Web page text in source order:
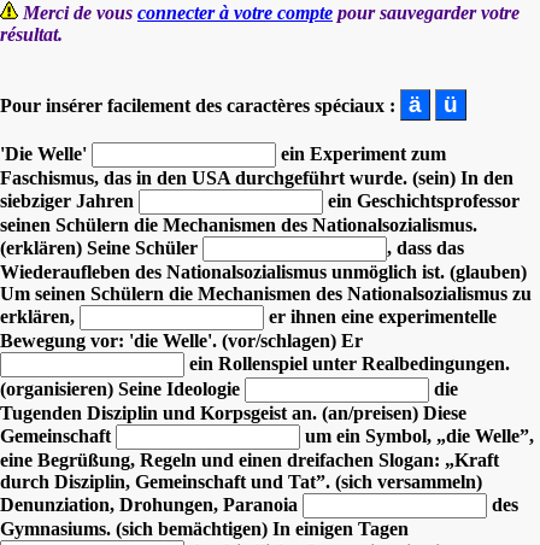
Merci de vous connecter à votre compte pour sauvegarder votre
résultat.
Pour insérer facilement des caractères spéciaux :
'Die Welle'
ein Experiment zum
Faschismus, das in den USA durchgeführt wurde. (sein) In den
siebziger Jahren
ein Geschichtsprofessor
seinen Schülern die Mechanismen des Nationalsozialismus.
(erklären) Seine Schüler
, dass das
Wiederaufleben des Nationalsozialismus unmöglich ist. (glauben)
Um seinen Schülern die Mechanismen des Nationalsozialismus zu
erklären,
er ihnen eine experimentelle
Bewegung vor: 'die Welle'. (vor/schlagen) Er
ein Rollenspiel unter Realbedingungen.
(organisieren) Seine Ideologie
die
Tugenden Disziplin und Korpsgeist an. (an/preisen) Diese
Gemeinschaft
um ein Symbol, „die Welle”,
eine Begrüßung, Regeln und einen dreifachen Slogan: „Kraft
durch Disziplin, Gemeinschaft und Tat”. (sich versammeln)
Denunziation, Drohungen, Paranoia
des
Gymnasiums. (sich bemächtigen) In einigen Tagen